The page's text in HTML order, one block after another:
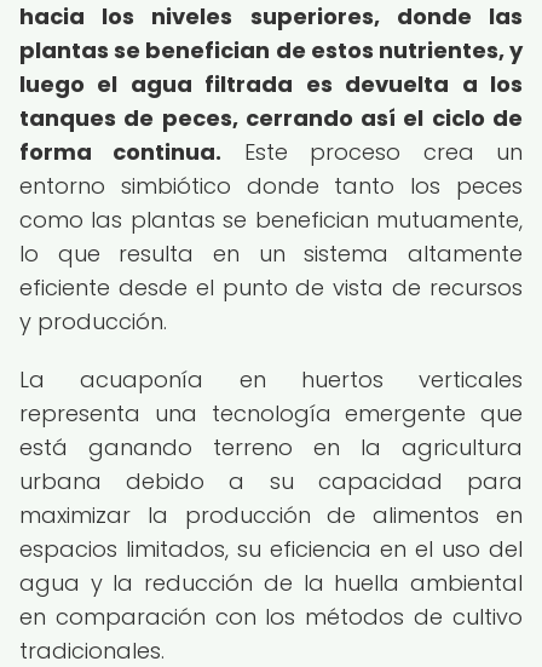
hacia los niveles superiores, donde las
plantas se benefician de estos nutrientes, y
luego el agua filtrada es devuelta a los
tanques de peces, cerrando así el ciclo de
forma continua. Este proceso crea un
entorno simbiótico donde tanto los peces
como las plantas se benefician mutuamente,
lo que resulta en un sistema altamente
eficiente desde el punto de vista de recursos
y producción.
La acuaponía en huertos verticales
representa una tecnología emergente que
está ganando terreno en la agricultura
urbana debido a su capacidad para
maximizar la producción de alimentos en
espacios limitados, su eficiencia en el uso del
agua y la reducción de la huella ambiental
en comparación con los métodos de cultivo
tradicionales.